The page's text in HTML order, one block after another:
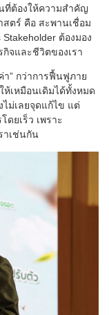
ที่ต้องให้ความสำคัญ
ตร์ คือ สะพานเชื่อม
ต้องมอง
จและชีวิตของเรา
” กว่าการฟื้นฟูภาย
เหมือนเดิมได้ทั้งหมด
ม่เลยจุดแก้ไข แต่
ดยเร็ว เพราะ
าเช่นกัน